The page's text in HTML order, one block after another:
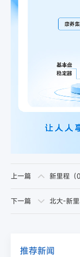
上一篇
下一篇
推荐新闻